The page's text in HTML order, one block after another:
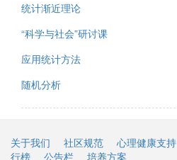
统计渐近理论
“科学与社会”研讨课
应用统计方法
随机分析
关于我们 社区规范 心理健康支持
行榜
公告栏 培养方案